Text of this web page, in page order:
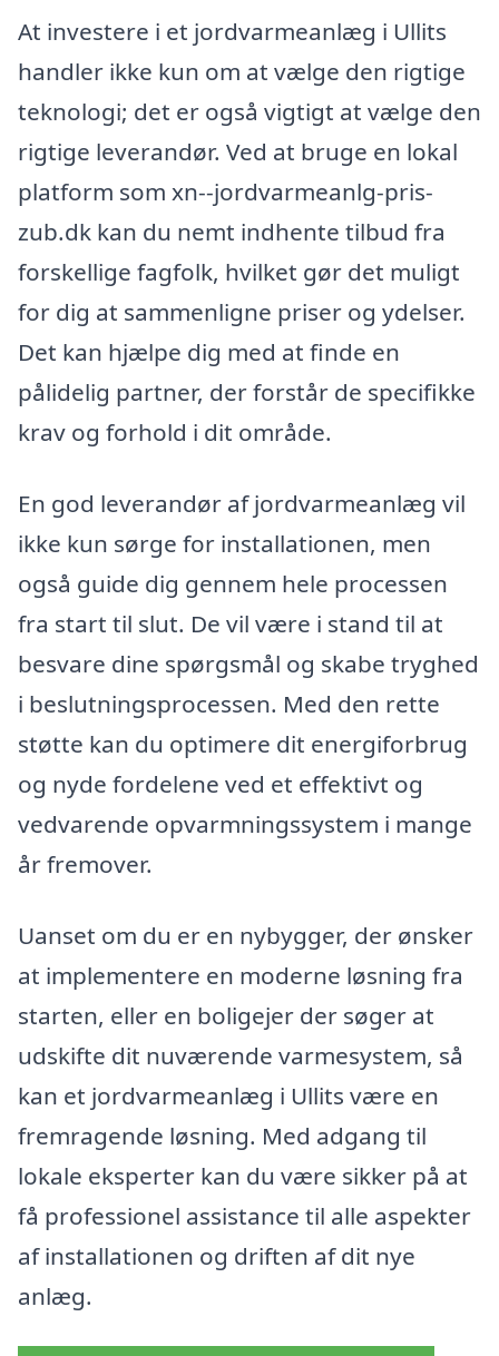
At investere i et jordvarmeanlæg i Ullits
handler ikke kun om at vælge den rigtige
teknologi; det er også vigtigt at vælge den
rigtige leverandør. Ved at bruge en lokal
platform som xn--jordvarmeanlg-pris-
zub.dk kan du nemt indhente tilbud fra
forskellige fagfolk, hvilket gør det muligt
for dig at sammenligne priser og ydelser.
Det kan hjælpe dig med at finde en
pålidelig partner, der forstår de specifikke
krav og forhold i dit område.
En god leverandør af jordvarmeanlæg vil
ikke kun sørge for installationen, men
også guide dig gennem hele processen
fra start til slut. De vil være i stand til at
besvare dine spørgsmål og skabe tryghed
i beslutningsprocessen. Med den rette
støtte kan du optimere dit energiforbrug
og nyde fordelene ved et effektivt og
vedvarende opvarmningssystem i mange
år fremover.
Uanset om du er en nybygger, der ønsker
at implementere en moderne løsning fra
starten, eller en boligejer der søger at
udskifte dit nuværende varmesystem, så
kan et jordvarmeanlæg i Ullits være en
fremragende løsning. Med adgang til
lokale eksperter kan du være sikker på at
få professionel assistance til alle aspekter
af installationen og driften af dit nye
anlæg.